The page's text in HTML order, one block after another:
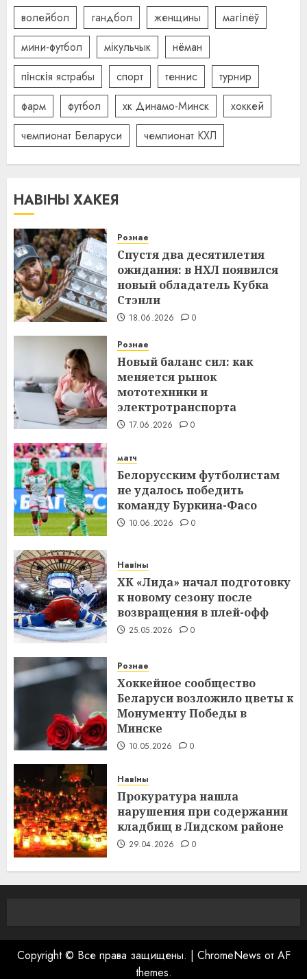
волейбол
гандбол женщины
магілёў
мини-футбол
мікульчык
нёман
пінскія ястрабы
спорт теннис
турнир
фарм
футбол хк Динамо-Минск
хоккей
чемпионат Беларуси
чемпионат КХЛ
НАВІНЫ ХАКЕЯ
Рознае
Спустя два десятилетия
ожидания: в НХЛ появился
новый обладатель Кубка
Стэнли
18.06.2026 0
Рознае
Новый баланс сил: как
меняется рынок
мототехники и
электротранспорта
17.06.2026 0
матч
Белорусским футболистам
не удалось победить
команду Буркина-Фасо
10.06.2026 0
Навіны
ХК «Лида» начал подготовку
к новому сезону после
возвращения в плей-офф
25.05.2026 0
Рознае
Хоккейное сообщество
Беларуси возложило цветы к
Монументу Победы в
Минске
10.05.2026 0
Навіны
Прокуратура нашла
нарушения при содержании
кладбищ в Лидском районе
29.04.2026 0
Copyright © Все права защищены. | ChromeNews от AF
themes.